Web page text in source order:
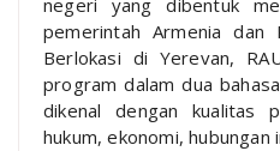
negeri yang dibentuk
pemerintah Armenia dan
Berlokasi di Yerevan,
program dalam dua
dikenal dengan kualitas
hukum, ekonomi,